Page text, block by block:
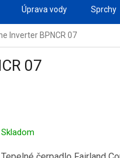
Úprava vody Sprchy
Inverter BPNCR 07
07
Skladom